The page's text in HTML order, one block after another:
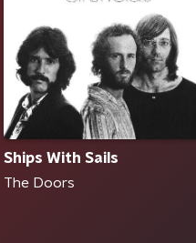
Ships With Sails
The Doors